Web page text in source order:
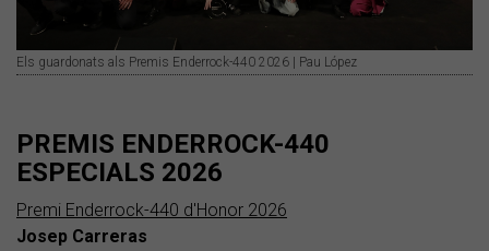
Els guardonats als Premis Enderrock-440 2026 | Pau López
PREMIS ENDERROCK-440
ESPECIALS 2026
Premi Enderrock-440 d'Honor 2026
Josep Carreras